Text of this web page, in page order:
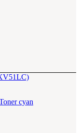
cyan